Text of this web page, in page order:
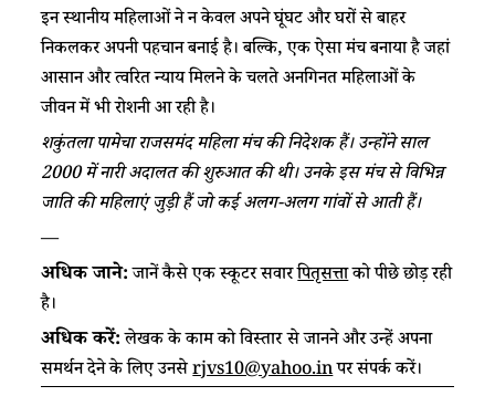
इन स्थानीय महिलाओं ने न केवल अपने घूंघट और घरों से बाहर
निकलकर अपनी पहचान बनाई है। बल्कि, एक ऐसा मंच बनाया है जहां
आसान और त्वरित न्याय मिलने के चलते अनगिनत महिलाओं के
जीवन में भी रोशनी आ रही है।
शकुंतला पामेचा राजसमंद महिला मंच की निदेशक हैं। उन्होंने साल
2000में नारी अदालत की शुरुआत की थी। उनके इस मंच से विभिन्न
जाति की महिलाएं जुड़ी हैं जो कई अलग-अलग गांवों से आती हैं।
—
अधिक जाने:जानें कैसे एक स्कूटर सवारपितृसत्ताको पीछे छोड़ रही
है।
अधिक करें:लेखक के काम को विस्तार से जानने और उन्हें अपना
समर्थन देने के लिए उनसेrjvs10@yahoo.inपर संपर्क करें।